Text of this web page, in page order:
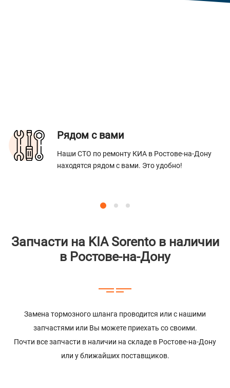
Рядом с вами
Наши СТО по ремонту КИА в Ростове-на-Дону
находятся рядом с вами. Это удобно!
Запчасти на KIA Sorento в наличии
в Ростове-на-Дону
Замена тормозного шланга проводится или с нашими
запчастями или Вы можете приехать со своими.
Почти все запчасти в наличии на складе в Ростове-на-Дону
или у ближайших поставщиков.